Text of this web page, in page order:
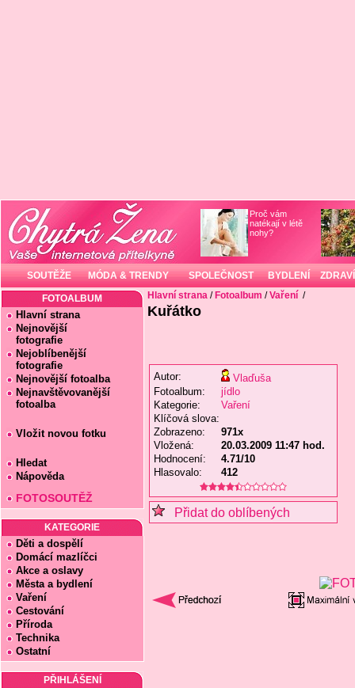
Proč vám
natékají v létě
nohy?
SOUTĚŽE MÓDA & TRENDY SPOLEČNOST BYDLENÍ ZDRAVÍ
FOTOALBUM
Hlavní strana
Nejnovější
fotografie
Nejoblíbenější
fotografie
Nejnovější fotoalba
Nejnavštěvovanější
fotoalba
Vložit novou fotku
Hledat
Nápověda
FOTOSOUTĚŽ
KATEGORIE
Děti a dospělí
Domácí mazlíčci
Akce a oslavy
Města a bydlení
Vaření
Cestování
Příroda
Technika
Ostatní
PŘIHLÁŠENÍ
Hlavní strana / Fotoalbum /Vaření /
Kuřátko
Autor:
Vlaďuša
Fotoalbum:
jídlo
Kategorie:
Vaření
Klíčová slova:
Zobrazeno:
971x
Vložená:
20.03.2009 11:47 hod.
Hodnocení:
4.71/10
Hlasovalo:
412
Přidat do oblíbených